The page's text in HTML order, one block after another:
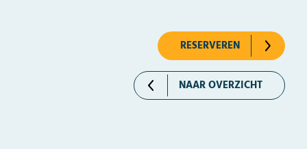
RESERVEREN
NAAR OVERZICHT